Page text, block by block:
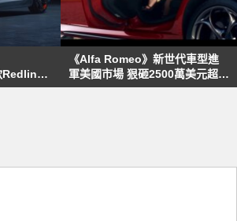
Redline
展
《Alfa Romeo》新世代車型進
軍美國市場 狠砸2500萬美元超級
盃廣告